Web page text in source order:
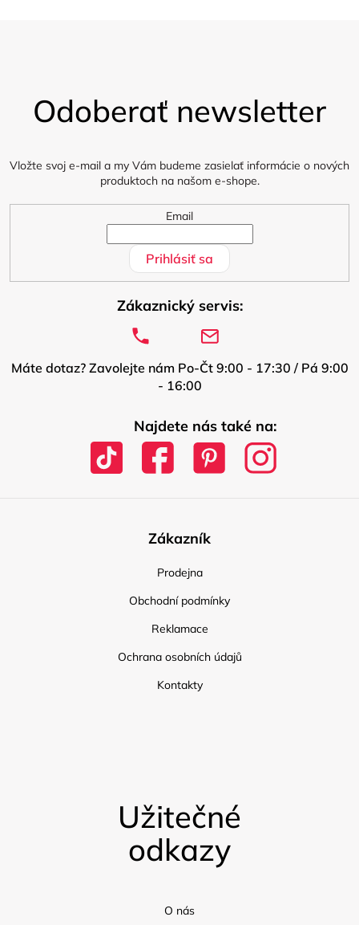
Odoberať newsletter
Vložte svoj e-mail a my Vám budeme zasielať informácie o nových
produktoch na našom e-shope.
Email
Prihlásiť sa
Zákaznický servis:
Máte dotaz? Zavolejte nám Po-Čt 9:00 - 17:30 / Pá 9:00
- 16:00
Najdete nás také na:
Zákazník
Prodejna
Obchodní podmínky
Reklamace
Ochrana osobních údajů
Kontakty
Užitečné
odkazy
O nás